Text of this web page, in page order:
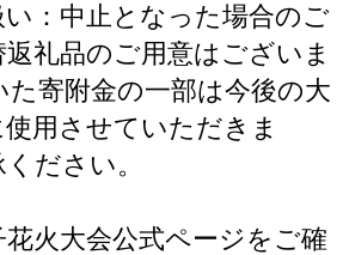
：中止となった場合のご
礼品のご用意はございま
寄附金の一部は今後の大
用させていただきま
ださい。
火大会公式ページをご確